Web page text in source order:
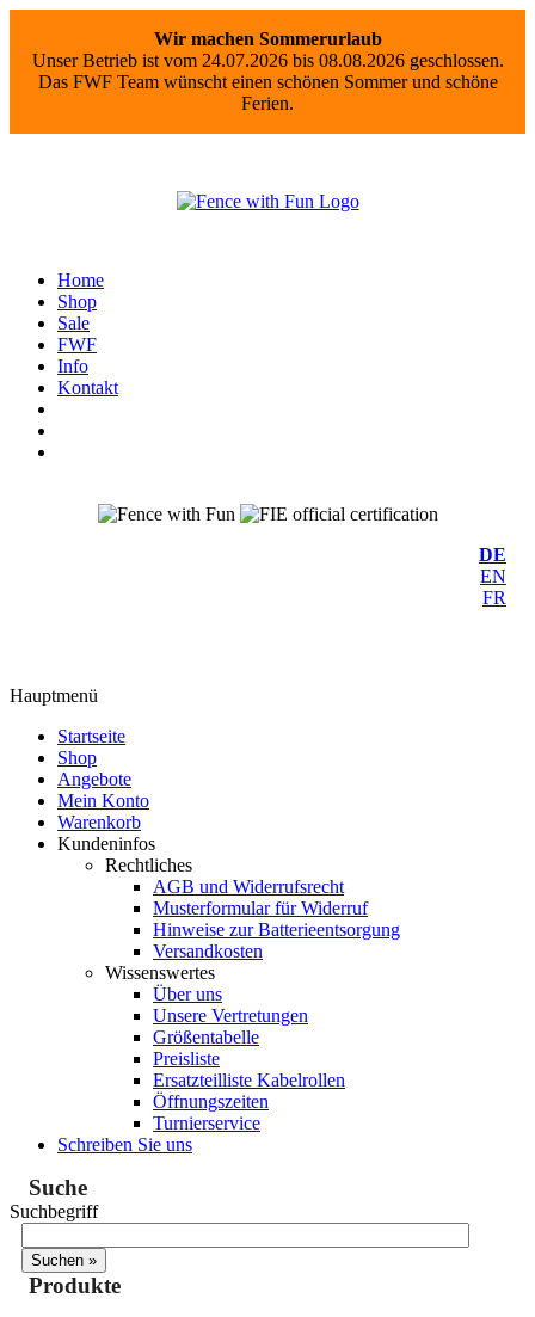
Wir machen Sommerurlaub
Unser Betrieb ist vom 24.07.2026 bis 08.08.2026 geschlossen.
Das FWF Team wünscht einen schönen Sommer und schöne
Ferien.
Home
Shop
Sale
FWF
Info
Kontakt
DE
EN
FR
Hauptmenü
Startseite
Shop
Angebote
Mein Konto
Warenkorb
Kundeninfos
Rechtliches
AGB und Widerrufsrecht
Musterformular für Widerruf
Hinweise zur Batterieentsorgung
Versandkosten
Wissenswertes
Über uns
Unsere Vertretungen
Größentabelle
Preisliste
Ersatzteilliste Kabelrollen
Öffnungszeiten
Turnierservice
Schreiben Sie uns
Suche
Suchbegriff
Produkte